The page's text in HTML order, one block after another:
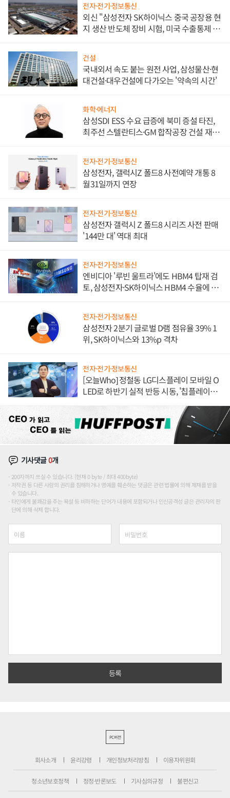
전자·전기·정보통신
외신 "삼성전자 SK하이닉스 중국 공장용 현
지 생산 반도체 장비 시험, 미국 수출통제 대
건설
국내외서 속도 붙는 원전 사업, 삼성물산·현
대건설·대우건설에 다가오는 '약속의 시간'
화학·에너지
삼성SDI ESS 수요 급증에 북미 증설 타진,
최주선 스텔란티스·GM 합작공장 건설 재추
전자·전기·정보통신
삼성전자, 갤럭시Z 폴드8 사전예약 개통 8
월31일까지 연장
전자·전기·정보통신
삼성전자 갤럭시 Z 폴드8 시리즈 사전 판매
'144만 대' 역대 최대
전자·전기·정보통신
엔비디아 '루빈 울트라'에도 HBM4 탑재 검
토, 삼성전자·SK하이닉스 HBM4 수율에 주
전자·전기·정보통신
삼성전자 2분기 글로벌 D램 점유율 39% 1
위, SK하이닉스와 13%p 격차
전자·전기·정보통신
[오늘Who] 정철동 LG디스플레이 모바일 O
LED로 하반기 실적 반등 시동, '칩플레이
기사댓글0개
200자까지 쓰실 수 있습니다. (현재 0 byte / 최대 400byte)
저작권 등 다른 사람의 권리를 침해하거나 명예를 훼손하는 댓글은 관련 법률에 의해 제재를 받을
수 있습니다.
타인에게 불쾌감을 주는 욕설 등 비하하는 단어가 내용에 포함되거나 인신공격성 글은 관리자의 판
단에 의해 삭제 합니다.
PC버전
회사소개 윤리강령 개인정보처리방침 이용자위원회
청소년보호정책 정정·반론보도 기사심의규정 불편신고